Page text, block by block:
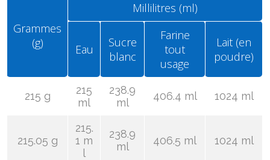
Grammes
(g)
Millilitres (ml)
Eau
Sucre
blanc
Farine
tout
usage
Lait (en
poudre)
215 g
215
ml
238.9
ml
406.4 ml 1024 ml
215.05 g
215.
1 m
l
238.9
ml
406.5 ml 1024 ml